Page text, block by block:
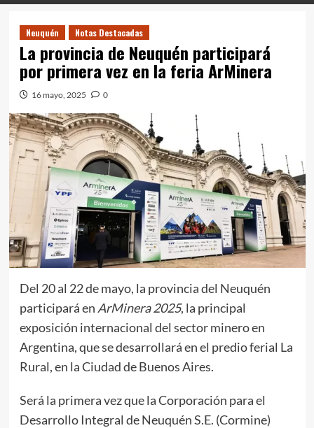
Neuquén Notas Destacadas
La provincia de Neuquén participará
por primera vez en la feria ArMinera
16 mayo, 2025 0
Del 20 al 22 de mayo, la provincia del Neuquén
participará en ArMinera 2025, la principal
exposición internacional del sector minero en
Argentina, que se desarrollará en el predio ferial La
Rural, en la Ciudad de Buenos Aires.
Será la primera vez que la Corporación para el
Desarrollo Integral de Neuquén S.E. (Cormine)